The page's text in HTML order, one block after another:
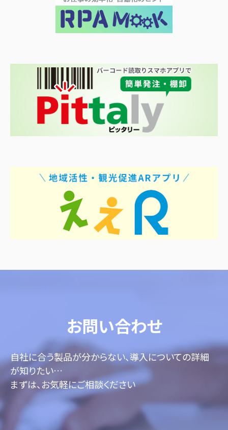
お問い合わせ
自社に合う製品が分からない、導入についての詳細
が知りたい…
まずは、お気軽にご相談ください